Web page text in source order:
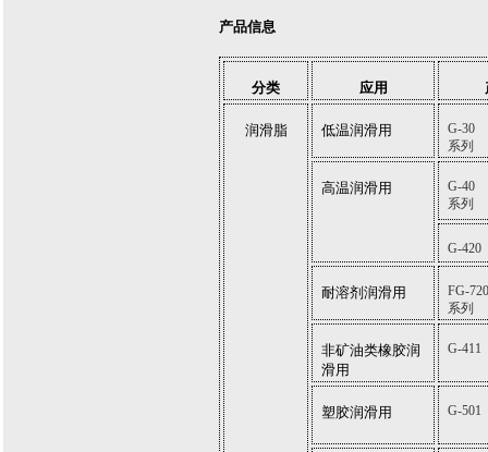
产品信息
分类 应用
润滑脂 低温润滑用
G-30
系列
高温润滑用
G-40
系列
G-420
耐溶剂润滑用
FG-720
系列
非矿油类橡胶润
滑用
G-411
塑胶润滑用 G-501